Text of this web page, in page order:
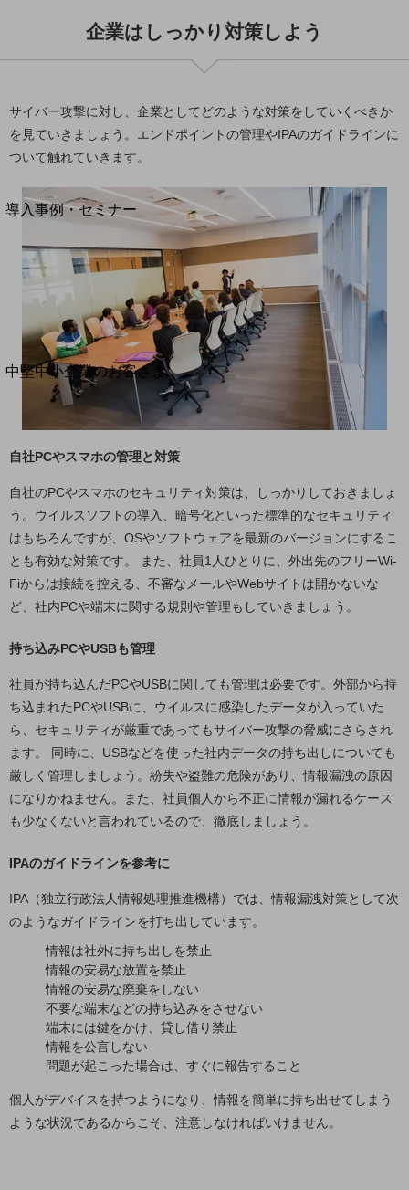
運用保守・故障紛失サポート
別ウィンドウで開きます
サービスをご利用中のお客さま
導入事例・セミナー
最新の導入事例や注目の導入事例をご紹介します
セミナー
開催・出展する各種セミナー、イベント情報をご紹介します
別ウィンドウで開きます
中堅中小企業のお客さま
NTTドコモビジネスウォッチ
ビジネスお役立ち情報
解決するヒントをお届けする記事サイト
お役立ち資料ダウンロード
トレンド記事特集
IT用語集
中堅中小企業向け
サービス・ソリューション
課題やニーズに合ったサービスをご紹介し、
お悩みから見つける
お悩みから見つけるTOP
ネットワーク
モバイル・音声
バックオフィス
リモート・ハイブリッドワーク
セキュリティ
その他のお悩みはこちら
業界から見つけるTOP
製造業
小売・卸売業
地域産業
その他の業界はこちら
ゲーム感覚で見つける
企業はしっかり対策しよう
サイバー攻撃に対し、企業としてどのような対策をしていくべきか
を見ていきましょう。エンドポイントの管理やIPAのガイドラインに
ついて触れていきます。
自社PCやスマホの管理と対策
自社のPCやスマホのセキュリティ対策は、しっかりしておきましょ
う。ウイルスソフトの導入、暗号化といった標準的なセキュリティ
はもちろんですが、OSやソフトウェアを最新のバージョンにするこ
とも有効な対策です。 また、社員1人ひとりに、外出先のフリーWi-
Fiからは接続を控える、不審なメールやWebサイトは開かないな
ど、社内PCや端末に関する規則や管理もしていきましょう。
持ち込みPCやUSBも管理
社員が持ち込んだPCやUSBに関しても管理は必要です。外部から持
ち込まれたPCやUSBに、ウイルスに感染したデータが入っていた
ら、セキュリティが厳重であってもサイバー攻撃の脅威にさらされ
ます。 同時に、USBなどを使った社内データの持ち出しについても
厳しく管理しましょう。紛失や盗難の危険があり、情報漏洩の原因
になりかねません。また、社員個人から不正に情報が漏れるケース
も少なくないと言われているので、徹底しましょう。
IPAのガイドラインを参考に
IPA（独立行政法人情報処理推進機構）では、情報漏洩対策として次
のようなガイドラインを打ち出しています。
情報は社外に持ち出しを禁止
情報の安易な放置を禁止
情報の安易な廃棄をしない
不要な端末などの持ち込みをさせない
端末には鍵をかけ、貸し借り禁止
情報を公言しない
問題が起こった場合は、すぐに報告すること
個人がデバイスを持つようになり、情報を簡単に持ち出せてしまう
ような状況であるからこそ、注意しなければいけません。